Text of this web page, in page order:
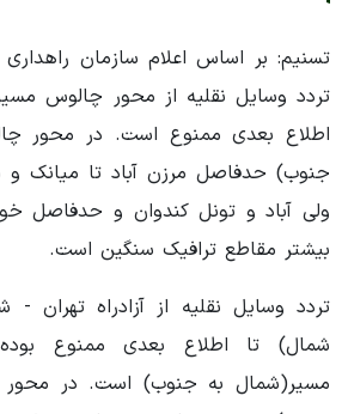
تسنیم: بر اساس اعلام سازمان
تردد وسایل نقلیه از محور چالوس
اطلاع بعدی ممنوع است. در محور
جنوب) حدفاصل مرزن آباد تا میانک و
ولی آباد و تونل کندوان و حدفاصل
بیشتر مقاطع ترافیک سنگین است.
تردد وسایل نقلیه از آزادراه تهران
شمال) تا اطلاع بعدی ممنوع
مسیر(شمال به جنوب) است. در محور